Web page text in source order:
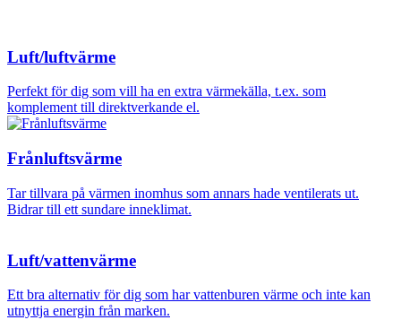
Luft/luftvärme
Perfekt för dig som vill ha en extra värmekälla, t.ex. som
komplement till direktverkande el.
Frånluftsvärme
Tar tillvara på värmen inomhus som annars hade ventilerats ut.
Bidrar till ett sundare inneklimat.
Luft/vattenvärme
Ett bra alternativ för dig som har vattenburen värme och inte kan
utnyttja energin från marken.